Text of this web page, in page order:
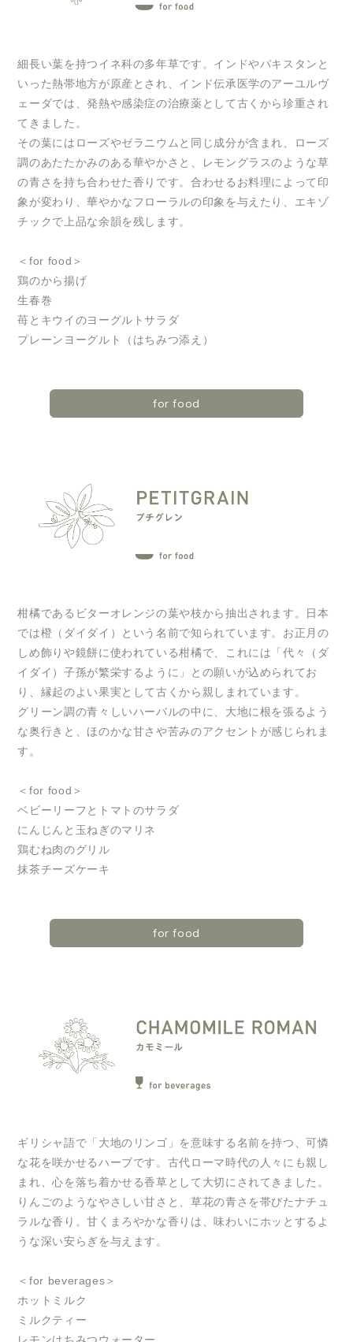
細長い葉を持つイネ科の多年草です。インドやパキスタンと
いった熱帯地方が原産とされ、インド伝承医学のアーユルヴ
ェーダでは、発熱や感染症の治療薬として古くから珍重され
てきました。
その葉にはローズやゼラニウムと同じ成分が含まれ、ローズ
調のあたたかみのある華やかさと、レモングラスのような草
の青さを持ち合わせた香りです。合わせるお料理によって印
象が変わり、華やかなフローラルの印象を与えたり、エキゾ
チックで上品な余韻を残します。
＜for food＞
鶏のから揚げ
生春巻
苺とキウイのヨーグルトサラダ
プレーンヨーグルト（はちみつ添え）
for food
柑橘であるビターオレンジの葉や枝から抽出されます。日本
では橙（ダイダイ）という名前で知られています。お正月の
しめ飾りや鏡餅に使われている柑橘で、これには「代々（ダ
イダイ）子孫が繁栄するように」との願いが込められてお
り、縁起のよい果実として古くから親しまれています。
グリーン調の青々しいハーバルの中に、大地に根を張るよう
な奥行きと、ほのかな甘さや苦みのアクセントが感じられま
す。
＜for food＞
ベビーリーフとトマトのサラダ
にんじんと玉ねぎのマリネ
鶏むね肉のグリル
抹茶チーズケーキ
for food
ギリシャ語で「大地のリンゴ」を意味する名前を持つ、可憐
な花を咲かせるハーブです。古代ローマ時代の人々にも親し
まれ、心を落ち着かせる香草として大切にされてきました。
りんごのようなやさしい甘さと、草花の青さを帯びたナチュ
ラルな香り。甘くまろやかな香りは、味わいにホッとするよ
うな深い安らぎを与えます。
＜for beverages＞
ホットミルク
ミルクティー
レモンはちみつウォーター